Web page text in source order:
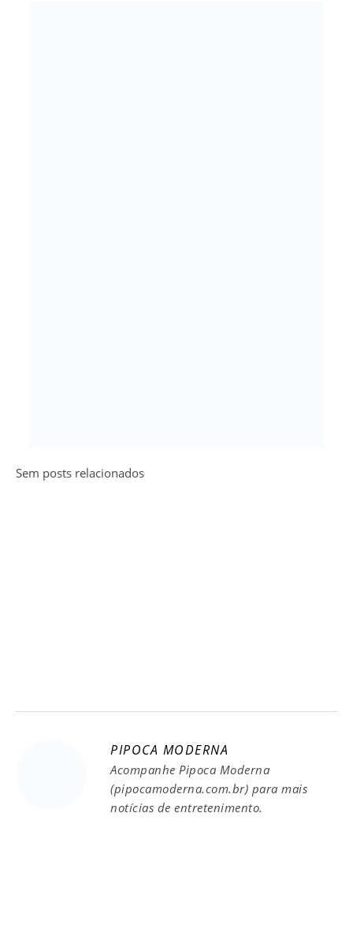
Sem posts relacionados
PIPOCA MODERNA
Acompanhe Pipoca Moderna
(pipocamoderna.com.br) para mais
notícias de entretenimento.